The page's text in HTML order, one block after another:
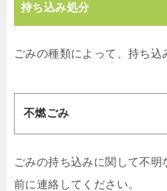
持ち込み処分
ごみの種類によって、持ち込
不燃ごみ
ごみの持ち込みに関して不
前に連絡してください。